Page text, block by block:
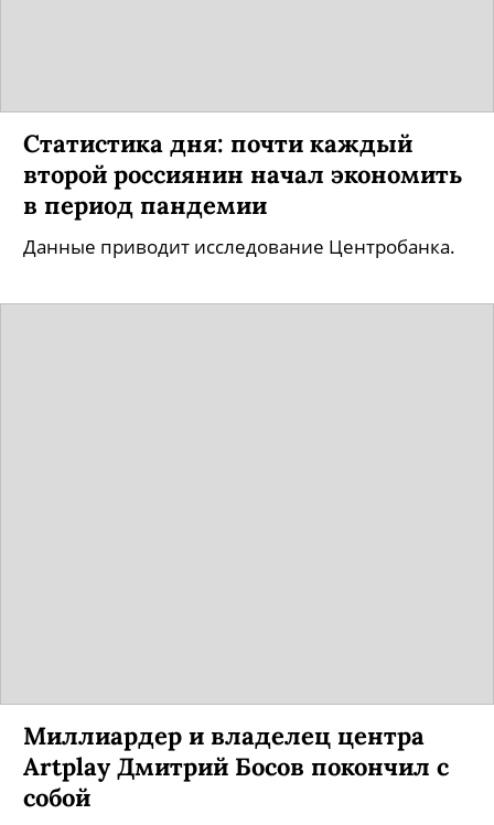
Статистика дня: почти каждый
второй россиянин начал экономить
в период пандемии
Данные приводит исследование Центробанка.
Миллиардер и владелец центра
Artplay Дмитрий Босов покончил с
собой